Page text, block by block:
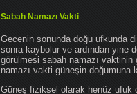
Sabah Namazı Vakti
Gecenin sonunda doğu ufkunda
sonra kaybolur ve ardından yine
görülmesi sabah namazı
namazı vakti güneşin doğumuna
Güneş fiziksel olarak henüz ufuk